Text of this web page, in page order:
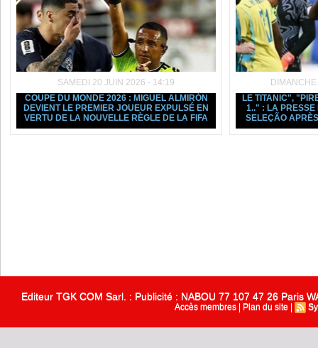
SAMEDI 20 JUIN 2026 - 14:19
COUPE DU MONDE 2026 : MIGUEL ALMIRÓN
DEVIENT LE PREMIER JOUEUR EXPULSÉ EN
VERTU DE LA NOUVELLE RÈGLE DE LA FIFA
LE TITANIC",
1.." : LA PRESSE
SELEÇÃO
Editeur TGK COM Sarl. : Publicité : NABOU 77 107 47 26 Paris
Accès membres Plan du site